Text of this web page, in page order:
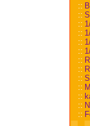
::
::
::
::
::
::
::
::
::
::
::
::
::